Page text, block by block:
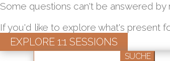
Some questions can't be answered by
If you'd like to explore what's present
EXPLORE 1:1 SESSIONS